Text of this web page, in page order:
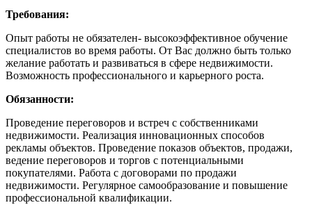
Требования:
Опыт работы не обязателен- высокоэффективное обучение
специалистов во время работы. От Вас должно быть только
желание работать и развиваться в сфере недвижимости.
Возможность профессионального и карьерного роста.
Обязанности:
Проведение переговоров и встреч с собственниками
недвижимости. Реализация инновационных способов
рекламы объектов. Проведение показов объектов, продажи,
ведение переговоров и торгов с потенциальными
покупателями. Работа с договорами по продажи
недвижимости. Регулярное самообразование и повышение
профессиональной квалификации.